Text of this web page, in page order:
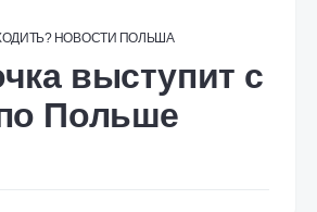
НОВОСТИ ПОЛЬША
выступит с
Польше